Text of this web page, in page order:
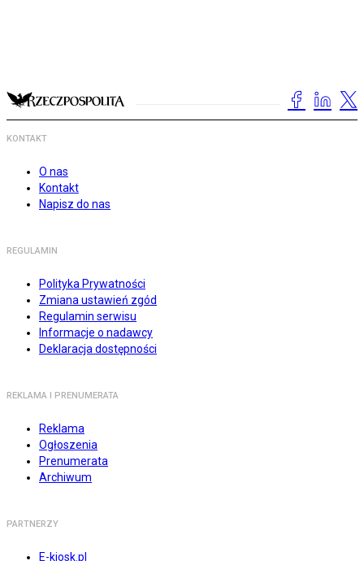
KONTAKT
O nas
Kontakt
Napisz do nas
REGULAMIN
Polityka Prywatności
Zmiana ustawień zgód
Regulamin serwisu
Informacje o nadawcy
Deklaracja dostępności
REKLAMA I PRENUMERATA
Reklama
Ogłoszenia
Prenumerata
Archiwum
PARTNERZY
E-kiosk.pl